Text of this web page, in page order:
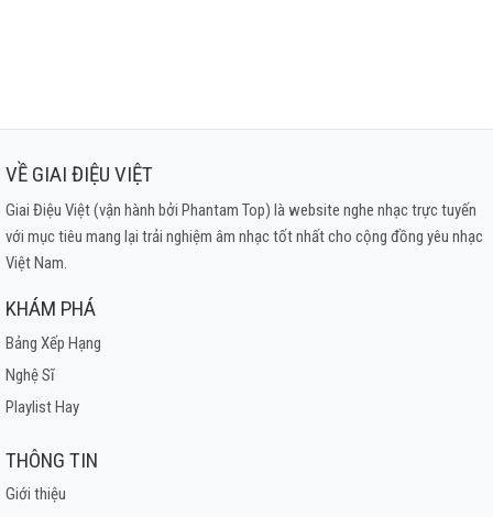
VỀ GIAI ĐIỆU VIỆT
Giai Điệu Việt (vận hành bởi Phantam Top) là website nghe nhạc trực tuyến
với mục tiêu mang lại trải nghiệm âm nhạc tốt nhất cho cộng đồng yêu nhạc
Việt Nam.
KHÁM PHÁ
Bảng Xếp Hạng
Nghệ Sĩ
Playlist Hay
THÔNG TIN
Giới thiệu